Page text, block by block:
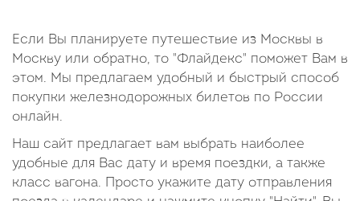
Если Вы планируете путешествие из Москвы в
Москву или обратно, то "Флайдекс" поможет Вам в
этом. Мы предлагаем удобный и быстрый способ
покупки железнодорожных билетов по России
онлайн.
Наш сайт предлагает вам выбрать наиболее
удобные для Вас дату и время поездки, а также
класс вагона. Просто укажите дату отправления
Октябрь 2026
5
6 7 8 9 10
11